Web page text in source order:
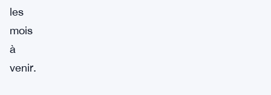
les
mois
à
venir.